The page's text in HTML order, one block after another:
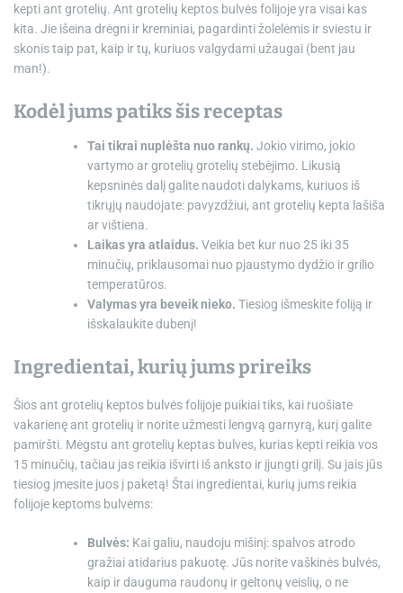
kepti ant grotelių. Ant grotelių keptos bulvės folijoje yra visai kas
kita. Jie išeina drėgni ir kreminiai, pagardinti žolelėmis ir sviestu ir
skonis taip pat, kaip ir tų, kuriuos valgydami užaugai (bent jau
man!).
Kodėl jums patiks šis receptas
Tai tikrai nuplėšta nuo rankų. Jokio virimo, jokio
vartymo ar grotelių grotelių stebėjimo. Likusią
kepsninės dalį galite naudoti dalykams, kuriuos iš
tikrųjų naudojate: pavyzdžiui, ant grotelių kepta lašiša
ar vištiena.
Laikas yra atlaidus. Veikia bet kur nuo 25 iki 35
minučių, priklausomai nuo pjaustymo dydžio ir grilio
temperatūros.
Valymas yra beveik nieko. Tiesiog išmeskite foliją ir
išskalaukite dubenį!
Ingredientai, kurių jums prireiks
Šios ant grotelių keptos bulvės folijoje puikiai tiks, kai ruošiate
vakarienę ant grotelių ir norite užmesti lengvą garnyrą, kurį galite
pamiršti. Mėgstu ant grotelių keptas bulves, kurias kepti reikia vos
15 minučių, tačiau jas reikia išvirti iš anksto ir įjungti grilį. Su jais jūs
tiesiog įmesite juos į paketą! Štai ingredientai, kurių jums reikia
folijoje keptoms bulvėms:
Bulvės: Kai galiu, naudoju mišinį: spalvos atrodo
gražiai atidarius pakuotę. Jūs norite vaškinės bulvės,
kaip ir dauguma raudonų ir geltonų veislių, o ne